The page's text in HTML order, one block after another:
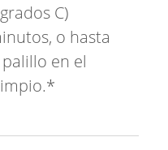
C)
o hasta
en el